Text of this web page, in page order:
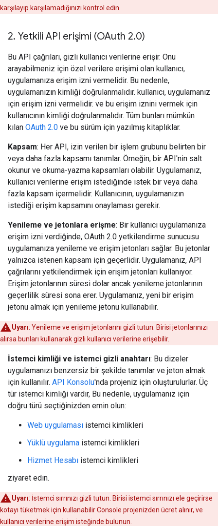
karşılayıp karşılamadığınızı kontrol edin.
2. Yetkili API erişimi (OAuth 2.0)
Bu API çağrıları, gizli kullanıcı verilerine erişir. Onu
arayabilmeniz için özel verilere erişimi olan kullanıcı,
uygulamanıza erişim izni vermelidir. Bu nedenle,
uygulamanızın kimliği doğrulanmalıdır. kullanıcı, uygulamanız
için erişim izni vermelidir. ve bu erişim iznini vermek için
kullanıcının kimliği doğrulanmalıdır. Tüm bunları mümkün
kılan OAuth 2.0 ve bu sürüm için yazılmış kitaplıklar.
Kapsam: Her API, izin verilen bir işlem grubunu belirten bir
veya daha fazla kapsamı tanımlar. Örneğin, bir API'nin salt
okunur ve okuma-yazma kapsamları olabilir. Uygulamanız,
kullanıcı verilerine erişim istediğinde istek bir veya daha
fazla kapsam içermelidir. Kullanıcının, uygulamanızın
istediği erişim kapsamını onaylaması gerekir.
Yenileme ve jetonlara erişme: Bir kullanıcı uygulamanıza
erişim izni verdiğinde, OAuth 2.0 yetkilendirme sunucusu
uygulamanıza yenileme ve erişim jetonları sağlar. Bu jetonlar
yalnızca istenen kapsam için geçerlidir. Uygulamanız, API
çağrılarını yetkilendirmek için erişim jetonları kullanıyor.
Erişim jetonlarının süresi dolar ancak yenileme jetonlarının
geçerlilik süresi sona erer. Uygulamanız, yeni bir erişim
jetonu almak için yenileme jetonu kullanabilir.
Uyarı: Yenileme ve erişim jetonlarını gizli tutun. Birisi jetonlarınızı
alırsa bunları kullanarak gizli kullanıcı verilerine erişebilir.
İstemci kimliği ve istemci gizli anahtarı: Bu dizeler
uygulamanızı benzersiz bir şekilde tanımlar ve jeton almak
için kullanılır. API Konsolu'nda projeniz için oluşturulurlar. Üç
tür istemci kimliği vardır, Bu nedenle, uygulamanız için
doğru türü seçtiğinizden emin olun:
Web uygulaması istemci kimlikleri
Yüklü uygulama istemci kimlikleri
Hizmet Hesabı istemci kimlikleri
ziyaret edin.
Uyarı: İstemci sırrınızı gizli tutun. Birisi istemci sırrınızı ele geçirirse
kotayı tüketmek için kullanabilir Console projenizden ücret alınır, ve
kullanıcı verilerine erişim isteğinde bulunun.